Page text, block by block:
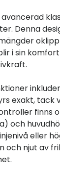
Denna
i sin
exakt,
och
eller
och njut av